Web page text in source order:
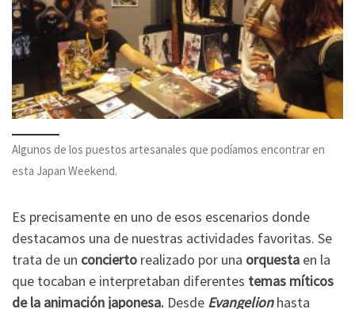
Algunos de los puestos artesanales que podíamos encontrar en
esta Japan Weekend.
Es precisamente en uno de esos escenarios donde
destacamos una de nuestras actividades favoritas. Se
trata de un concierto realizado por una orquesta en la
que tocaban e interpretaban diferentes temas míticos
de la animación japonesa. Desde Evangelionhasta